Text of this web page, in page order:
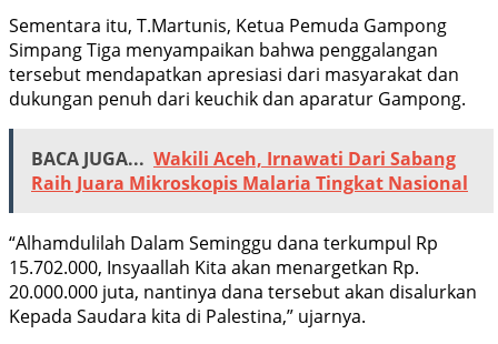
Sementara itu, T.Martunis, Ketua Pemuda Gampong
Simpang Tiga menyampaikan bahwa penggalangan
tersebut mendapatkan apresiasi dari masyarakat dan
dukungan penuh dari keuchik dan aparatur Gampong.
BACA JUGA... Wakili Aceh, Irnawati Dari Sabang
Raih Juara Mikroskopis Malaria Tingkat Nasional
“Alhamdulilah Dalam Seminggu dana terkumpul Rp
15.702.000, Insyaallah Kita akan menargetkan Rp.
20.000.000 juta, nantinya dana tersebut akan disalurkan
Kepada Saudara kita di Palestina,” ujarnya.